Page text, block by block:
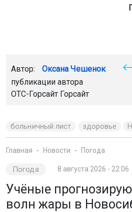
Автор: Оксана Чешенок
публикации автора
ОТС-Горсайт Горсайт
больничный лист здоровье
Главная Новости Погода
Погода 8 августа 2026 - 22:06
Учёные
волн жары в